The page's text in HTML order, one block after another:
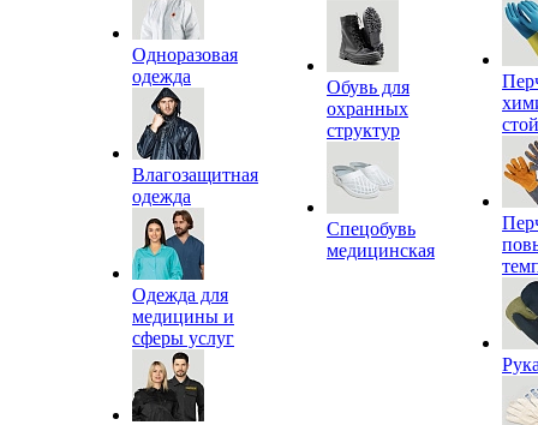
Одноразовая
одежда
Влагозащитная
одежда
Одежда для
медицины и
сферы услуг
Обувь для
охранных
структур
Спецобувь
медицинская